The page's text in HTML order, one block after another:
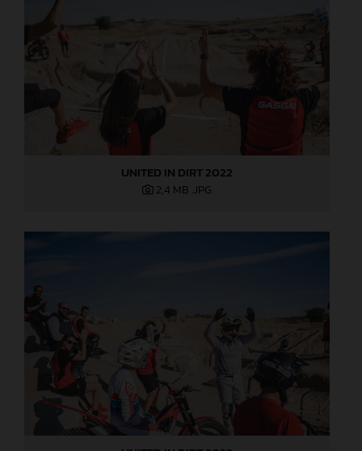
UNITED IN DIRT 2022
2,4 MB .JPG